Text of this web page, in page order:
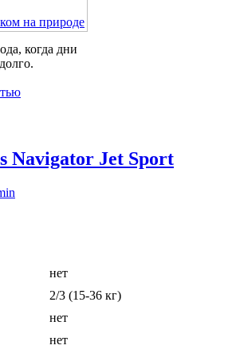
на природе
когда дни
Navigator Jet Sport
нет
2/3 (15-36 кг)
нет
нет